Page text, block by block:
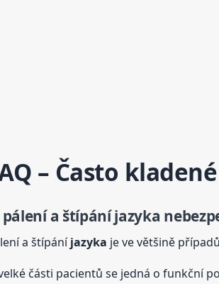
– Často
pálení a štípáníjazyka
a štípáníjazyka je ve většině případů
části pacientů se jedná o funkční